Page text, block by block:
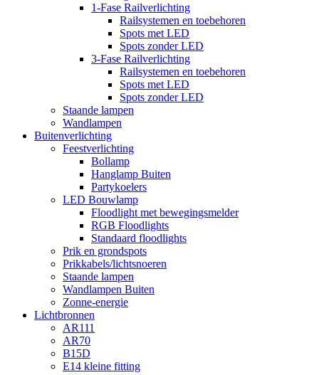
1-Fase Railverlichting
Railsystemen en toebehoren
Spots met LED
Spots zonder LED
3-Fase Railverlichting
Railsystemen en toebehoren
Spots met LED
Spots zonder LED
Staande lampen
Wandlampen
Buitenverlichting
Feestverlichting
Bollamp
Hanglamp Buiten
Partykoelers
LED Bouwlamp
Floodlight met bewegingsmelder
RGB Floodlights
Standaard floodlights
Prik en grondspots
Prikkabels/lichtsnoeren
Staande lampen
Wandlampen Buiten
Zonne-energie
Lichtbronnen
AR111
AR70
B15D
E14 kleine fitting